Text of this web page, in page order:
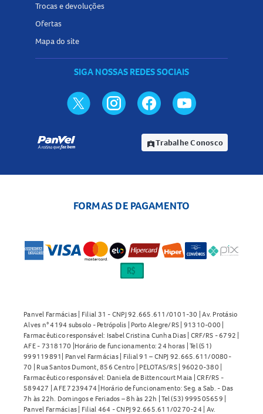
Trocas e devoluções
Ofertas
Mapa do site
SIGA NOSSAS REDES SOCIAIS
assignment_indTrabalhe Conosco
FORMAS DE PAGAMENTO
Panvel Farmácias | Filial 31 - CNPJ 92.665.611/0101-30 | Av. Protásio
Alves n° 4194 subsolo - Petrópolis | Porto Alegre/RS | 91310-000 |
Farmacêutico responsável: Isabel Cristina Cunha Dias | CRF/RS - 6792 |
AFE - 7318170 |Horário de funcionamento: 24 horas | Tel (51)
999119891| Panvel Farmácias | Filial 91 – CNPJ 92.665.611/0080-
70 | Rua Santos Dumont, 856 Centro | PELOTAS/RS | 96020-380 |
Farmacêutico responsável: Daniela de Bittencourt Maia | CRF/RS -
589427 | AFE 7239474 |Horário de funcionamento: Seg. a Sab. - Das
7h às 22h. Domingos e Feriados – 8h às 22h | Tel (53) 999505659 |
Panvel Farmácias | Filial 464 - CNPJ 92.665.611/0270-24 | Av.